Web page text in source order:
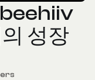
성장